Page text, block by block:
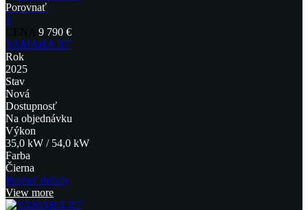
Porovnať
1
9 790 €
YAMAHA R7
Rok
2025
Stav
Nová
Dostupnosť
Na objednávku
Výkon
35,0 kW / 54,0 kW
Farba
Čierna
Pozrieť detaily
View more